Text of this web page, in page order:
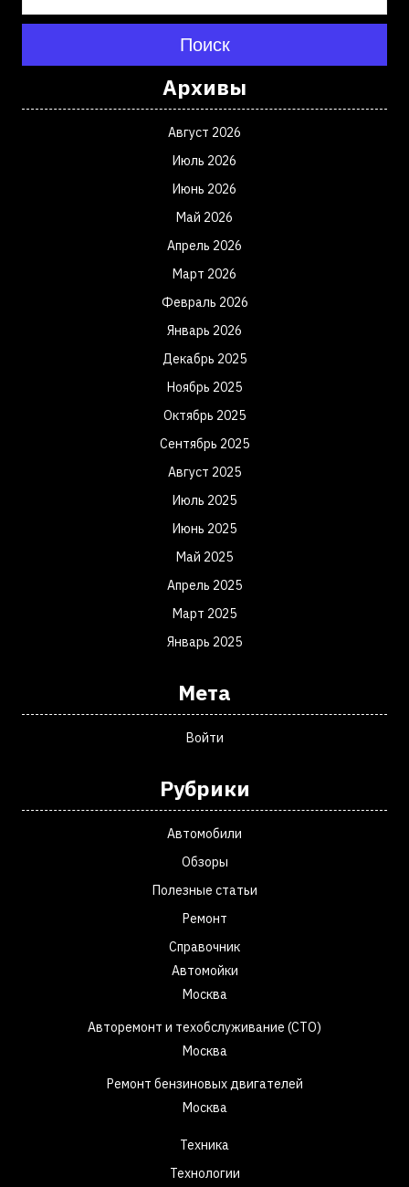
Поиск
Архивы
Август 2026
Июль 2026
Июнь 2026
Май 2026
Апрель 2026
Март 2026
Февраль 2026
Январь 2026
Декабрь 2025
Ноябрь 2025
Октябрь 2025
Сентябрь 2025
Август 2025
Июль 2025
Июнь 2025
Май 2025
Апрель 2025
Март 2025
Январь 2025
Мета
Войти
Рубрики
Автомобили
Обзоры
Полезные статьи
Ремонт
Справочник
Автомойки
Москва
Авторемонт и техобслуживание (СТО)
Москва
Ремонт бензиновых двигателей
Москва
Техника
Технологии